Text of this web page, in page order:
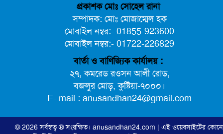
প্রকাশক মোঃ সোহেল রানা
সম্পাদক: মোঃ মোজাম্মেল হক
মোবাইল নম্বর:- 01855-923600
মোবাইল নম্বর:- 01722-226829
বার্তা ও বাণিজ্যিক কার্যালয় :
২৭, কমরেড রওসন আলী রোড,
বজলুর মোড়, কুষ্টিয়া-৭০০০।
E- mail : anusandhan24@gmail.com
© 2026 সর্বস্বত্ব ® সংরক্ষিত। anusandhan24.com | এই ওয়েবসাইটের